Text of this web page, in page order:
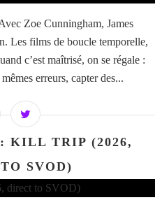
Zoe Cunningham, James
Les films de boucle temporelle,
c’est maîtrisé, on se régale :
erreurs, capter des...
KILL TRIP (2026,
SVOD)